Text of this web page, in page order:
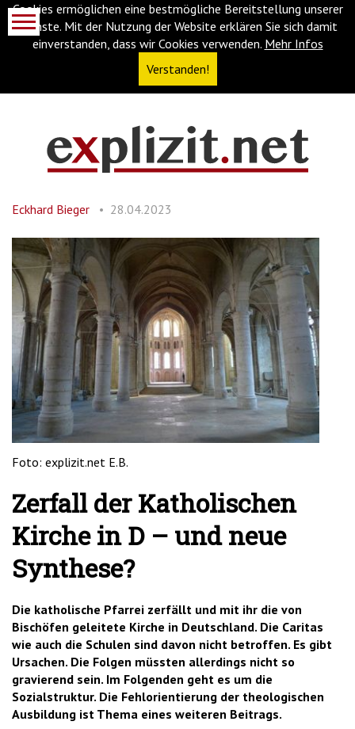
Cookies ermöglichen eine bestmögliche Bereitstellung unserer
Dienste. Mit der Nutzung der Website erklären Sie sich damit
einverstanden, dass wir Cookies verwenden. Mehr Infos
Verstanden!
(Accesskey
Navigation
springen
(Accesskey
Zur
Suche
springen
(Accesskey
'2')
Eckhard Bieger 28.04.2023
Foto: explizit.net E.B.
Zerfall der Katholischen
Kirche in D – und neue
Synthese?
Die katholische Pfarrei zerfällt und mit ihr die von
Bischöfen geleitete Kirche in Deutschland. Die Caritas
wie auch die Schulen sind davon nicht betroffen. Es gibt
Ursachen. Die Folgen müssten allerdings nicht so
gravierend sein. Im Folgenden geht es um die
Sozialstruktur. Die Fehlorientierung der theologischen
Ausbildung ist Thema eines weiteren Beitrags.